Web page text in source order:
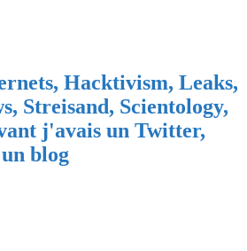
Hacktivism, Leaks,
Streisand, Scientology,
j'avais un Twitter,
blog